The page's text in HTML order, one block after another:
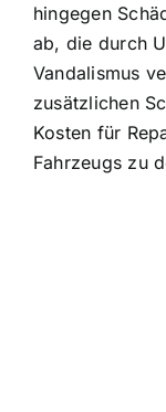
hingegen
ab, die durch
Vandalismus
zusätzlichen
Kosten für
Fahrzeugs zu